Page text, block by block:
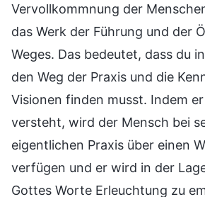
Vervollkommnung der
das Werk der Führung und der
Weges. Das bedeutet, dass du
den Weg der Praxis und die
Visionen finden musst. Indem
versteht, wird der Mensch bei
eigentlichen Praxis über einen
verfügen und er wird in der
Gottes Worte Erleuchtung zu